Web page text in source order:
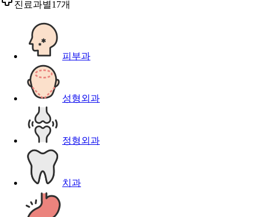
진료과별17개
피부과
성형외과
정형외과
치과